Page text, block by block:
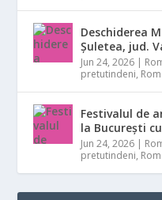
Deschiderea
Șuletea, jud.
Jun 24, 2026 |
pretutindeni,
Festivalul de
la București
Jun 24, 2026 |
pretutindeni,